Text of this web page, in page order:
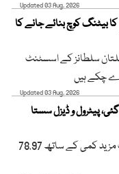
Updated 03 Aug, 2026
بیٹنگ کوچ بنائے جانے کا
سلطانز کے اسسٹنٹ
چکے ہیں
Updated 03 Aug, 2026
پیٹرول و ڈیزل سستا
امریکی خام تیل کی فی بیرل قیمت مزید کمی کے ساتھ 78.97